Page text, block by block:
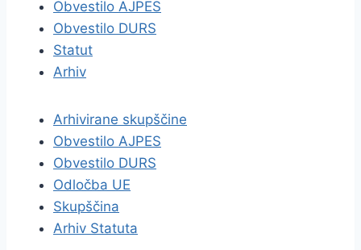
Obvestilo AJPES
Obvestilo DURS
Statut
Arhiv
Arhivirane skupščine
Obvestilo AJPES
Obvestilo DURS
Odločba UE
Skupščina
Arhiv Statuta